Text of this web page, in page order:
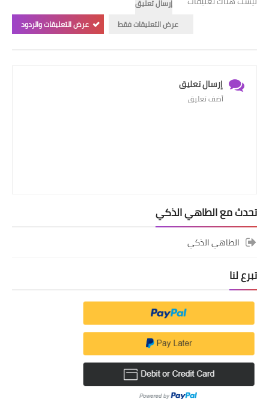
إرسال تعليق
عرض التعليقات فقط
عرض التعليقات والردود
إرسال تعليق
أضف تعليق
تحدث مع الطاهي الذكي
الطاهي الذكي
تبرع لنا